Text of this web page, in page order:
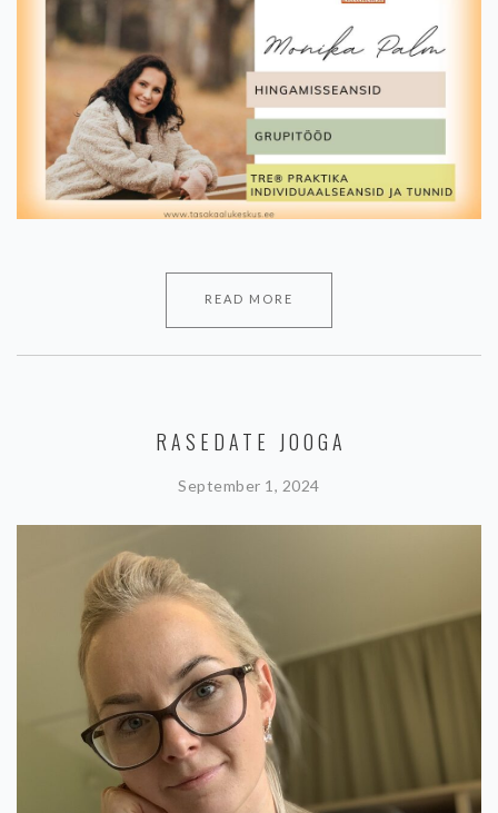
READ MORE
RASEDATE JOOGA
September 1, 2024